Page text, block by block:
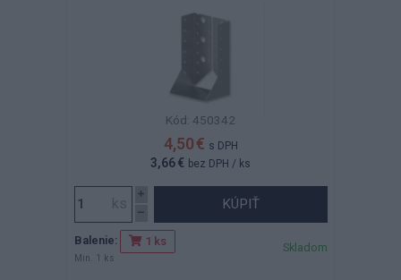
Kód: 450342
4,50 € s DPH
3,66 € bez DPH / ks
KÚPIŤ
Balenie: 1 ks
Min. 1 ks
Skladom